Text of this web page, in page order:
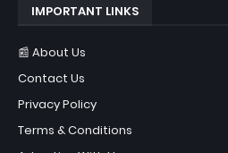
IMPORTANT LINKS
📰 About Us
Contact Us
Privacy Policy
Terms & Conditions